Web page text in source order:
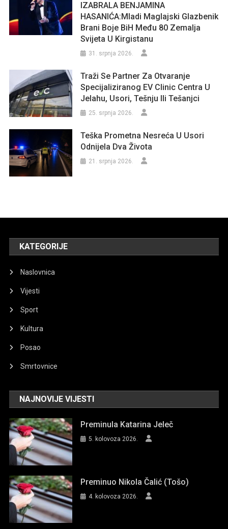
IZABRALA BENJAMINA
HASANIĆA:Mladi Maglajski Glazbenik
Brani Boje BiH Među 80 Zemalja
Svijeta U Kirgistanu
31. srpnja 2026.
Traži Se Partner Za Otvaranje
Specijaliziranog EV Clinic Centra U
Jelahu, Usori, Tešnju Ili Tešanjci
25. srpnja 2026.
Teška Prometna Nesreća U Usori
Odnijela Dva Života
21. srpnja 2026.
KATEGORIJE
Naslovnica
Vijesti
Sport
Kultura
Posao
Smrtovnice
NAJNOVIJE VIJESTI
Preminula Katarina Jeleč
5. kolovoza 2026.
Preminuo Nikola Čalić (Tošo)
4. kolovoza 2026.